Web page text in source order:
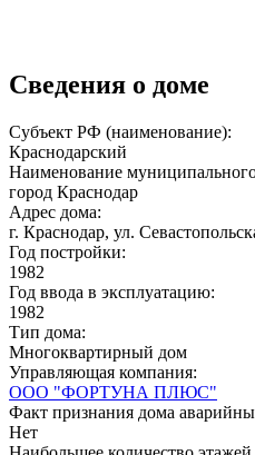
Сведения о доме
Субъект РФ (наименование):
Краснодарский
Наименование
город Краснодар
Адрес дома:
г. Краснодар, ул.
Год постройки:
1982
Год ввода в эксплуатацию:
1982
Тип дома:
Многоквартирный дом
Управляющая компания:
ООО "ФОРТУНА ПЛЮС"
Факт признания дома
Нет